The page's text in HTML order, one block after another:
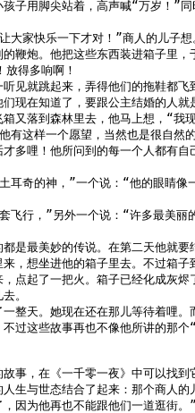
子用脚尖站着，高声喊“万岁！”
家快乐一下才对！”商人的儿子想
的鞭炮。他把这些东西装进箱子里，
得多响啊！
就跳起来，弄得他们的拖鞋都飞
现在知道了，要跟公主结婚的人就
落到森林里去，他马上想，“我
有这样一个愿望，当然也是很自然的
哩！他所问到的每一个人都有自
奇的神，”一个说：“他的眼睛像
行，”另外一个说：“许多最美丽
最美妙的传说。在第二天他就要
想坐进他的箱子里去。不过箱子
点起了一把火。箱子已经化成灰
。
天。她现在还在那儿等待着哩。
过这些故事再也不像他所讲的那
，在《一千零一夜》中可以找到
生与世态结合了起来：那个商人
因为他再也不能跟他们一道逛街